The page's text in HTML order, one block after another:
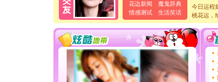
花边新闻
魔鬼辞典
情感测试
生活笑话
[元旦]当
泣，这痛
[春节]风
颜！冬
道一声平
[春节]
传
片叶子
送你一
[圣诞节]
今日运程
桃花运，